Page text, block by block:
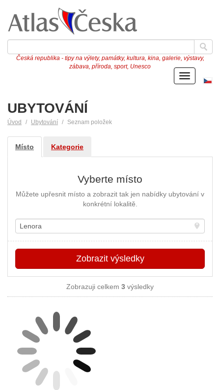
Česká republika - tipy na výlety, památky, kultura, kina, galerie, výstavy,
zábava, příroda, sport, Unesco
Menu
UBYTOVÁNÍ
Úvod Ubytování Seznam položek
Místo Kategorie
Vyberte místo
Můžete upřesnit místo a zobrazit tak jen nabídky ubytování v
konkrétní lokalitě.
Místo
Zobrazit výsledky
Zobrazuji celkem 3 výsledky